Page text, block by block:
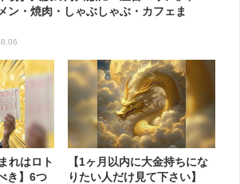
ン・焼肉・しゃぶしゃぶ・カフェま
れはロト
き】6つ
【1ヶ月以内に大金持ちにな
りたい人だけ見て下さい】